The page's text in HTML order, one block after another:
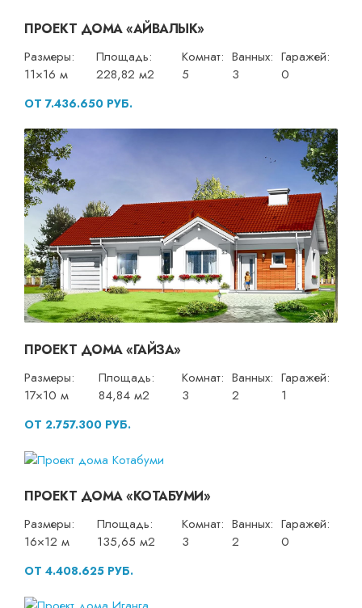
ПРОЕКТ ДОМА «АЙВАЛЫК»
Размеры:
11×16 м
Площадь:
228,82 м2
Комнат:
5
Ванных:
3
Гаражей:
0
ОТ 7.436.650 РУБ.
ПРОЕКТ ДОМА «ГАЙЗА»
Размеры:
17×10 м
Площадь:
84,84 м2
Комнат:
3
Ванных:
2
Гаражей:
1
ОТ 2.757.300 РУБ.
ПРОЕКТ ДОМА «КОТАБУМИ»
Размеры:
16×12 м
Площадь:
135,65 м2
Комнат:
3
Ванных:
2
Гаражей:
0
ОТ 4.408.625 РУБ.